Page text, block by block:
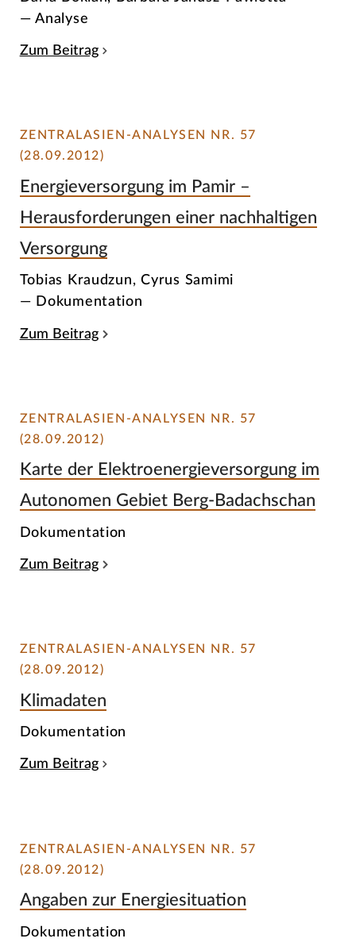
— Analyse
Zum Beitrag
ZENTRALASIEN-ANALYSEN NR. 57
(28.09.2012)
Energieversorgung im Pamir –
Herausforderungen einer nachhaltigen
Versorgung
Tobias Kraudzun, Cyrus Samimi
— Dokumentation
Zum Beitrag
ZENTRALASIEN-ANALYSEN NR. 57
(28.09.2012)
Karte der Elektroenergieversorgung im
Autonomen Gebiet Berg-Badachschan
Dokumentation
Zum Beitrag
ZENTRALASIEN-ANALYSEN NR. 57
(28.09.2012)
Klimadaten
Dokumentation
Zum Beitrag
ZENTRALASIEN-ANALYSEN NR. 57
(28.09.2012)
Angaben zur Energiesituation
Dokumentation